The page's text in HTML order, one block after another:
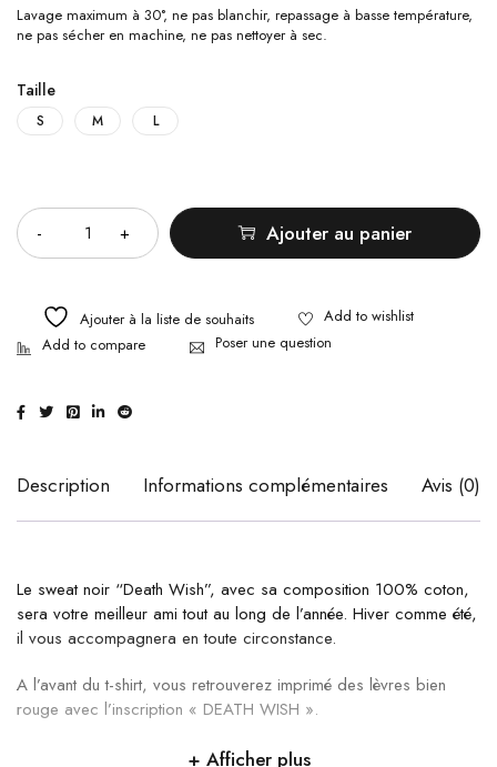
Lavage maximum à 30°, ne pas blanchir, repassage à basse température,
ne pas sécher en machine, ne pas nettoyer à sec.
Taille
S M L
Ajouter au panier
Ajouter à la liste de souhaits
Poser une question
Description Informations complémentaires Avis (0)
Le sweat noir “Death Wish”, avec sa composition 100% coton,
sera votre meilleur ami tout au long de l’année. Hiver comme été,
il vous accompagnera en toute circonstance.
A l’avant du t-shirt, vous retrouverez imprimé des lèvres bien
rouge avec l’inscription « DEATH WISH ».
Afficher plus